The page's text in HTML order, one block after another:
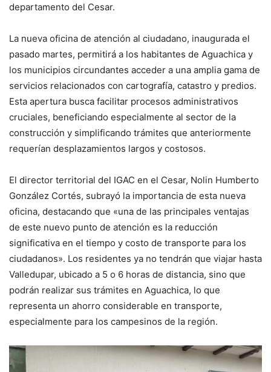
departamento del Cesar.
La nueva oficina de atención al ciudadano, inaugurada el
pasado martes, permitirá a los habitantes de Aguachica y
los municipios circundantes acceder a una amplia gama de
servicios relacionados con cartografía, catastro y predios.
Esta apertura busca facilitar procesos administrativos
cruciales, beneficiando especialmente al sector de la
construcción y simplificando trámites que anteriormente
requerían desplazamientos largos y costosos.
El director territorial del IGAC en el Cesar, Nolin Humberto
González Cortés, subrayó la importancia de esta nueva
oficina, destacando que «una de las principales ventajas
de este nuevo punto de atención es la reducción
significativa en el tiempo y costo de transporte para los
ciudadanos». Los residentes ya no tendrán que viajar hasta
Valledupar, ubicado a 5 o 6 horas de distancia, sino que
podrán realizar sus trámites en Aguachica, lo que
representa un ahorro considerable en transporte,
especialmente para los campesinos de la región.